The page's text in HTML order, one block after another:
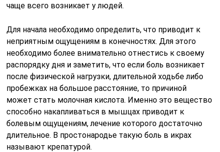
чаще всего возникает у людей.
Для начала необходимо определить, что приводит к
неприятным ощущениям в конечностях. Для этого
необходимо более внимательно отнестись к своему
распорядку дня и заметить, что если боль возникает
после физической нагрузки, длительной ходьбе либо
пробежках на большое расстояние, то причиной
может стать молочная кислота. Именно это вещество
способно накапливаться в мышцах приводит к
болевым ощущениям, лечение которого достаточно
длительное. В простонародье такую боль в икрах
называют крепатурой.